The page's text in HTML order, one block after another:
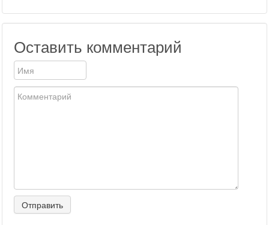
Оставить комментарий